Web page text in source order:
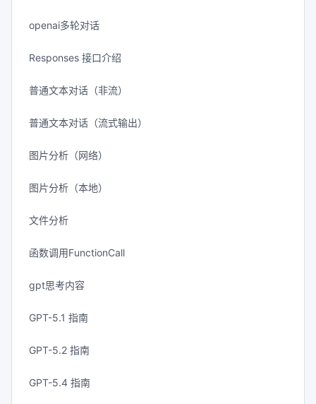
openai多轮对话
Responses 接口介绍
普通文本对话（非流）
普通文本对话（流式输出）
图片分析（网络）
图片分析（本地）
文件分析
函数调用FunctionCall
gpt思考内容
GPT-5.1 指南
GPT-5.2 指南
GPT-5.4 指南